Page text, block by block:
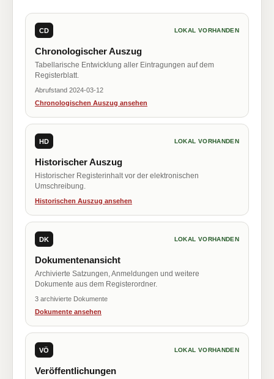
CD LOKAL VORHANDEN
Chronologischer Auszug
Tabellarische Entwicklung aller Eintragungen auf dem
Registerblatt.
Abrufstand 2024-03-12
Chronologischen Auszug ansehen
HD LOKAL VORHANDEN
Historischer Auszug
Historischer Registerinhalt vor der elektronischen
Umschreibung.
Historischen Auszug ansehen
DK LOKAL VORHANDEN
Dokumentenansicht
Archivierte Satzungen, Anmeldungen und weitere
Dokumente aus dem Registerordner.
3 archivierte Dokumente
Dokumente ansehen
VÖ LOKAL VORHANDEN
Veröffentlichungen